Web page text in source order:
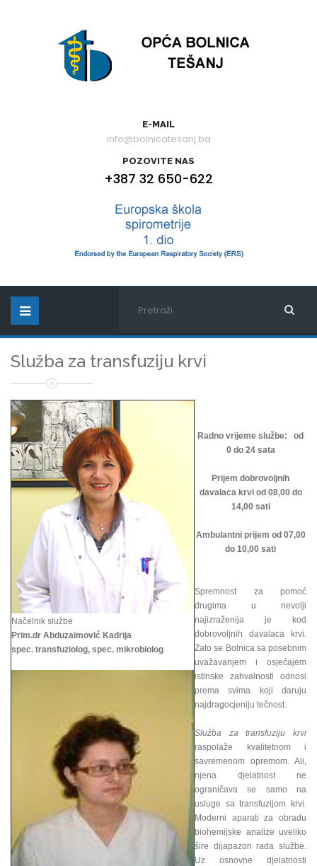
E-MAIL
info@bolnicatesanj.ba
POZOVITE NAS
+387 32 650-622
Služba za transfuziju krvi
Načelnik službe
Prim.dr Abduzaimović Kadrija
spec. transfuziolog, spec. mikrobiolog
Radno vrijeme službe: od
0 do 24 sata
Prijem dobrovoljnih
davalaca krvi od 08,00 do
14,00 sati
Ambulantni prijem od 07,00
do 10,00 sati
Spremnost za pomoć
drugima u nevolji
najizraženija je kod
dobrovoljnih davalaca krvi.
Zato se Bolnica sa posebnim
uvažavanjem i osjećajem
istinske zahvalnosti odnosi
prema svima koji daruju
najdragocjeniju tečnost.
Služba za transfuziju krvi
raspolaže kvalitetnom i
savremenom opremom. Ali,
njena djelatnost ne
ograničava se samo na
usluge sa transfuzijom krvi.
Moderni aparati za obradu
biohemijske analize uveliko
šire dijapazon rada službe.
Uz osnovne djelatnosti